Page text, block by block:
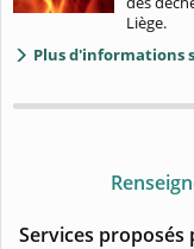
Liège.
Plus d'informations
Services proposés